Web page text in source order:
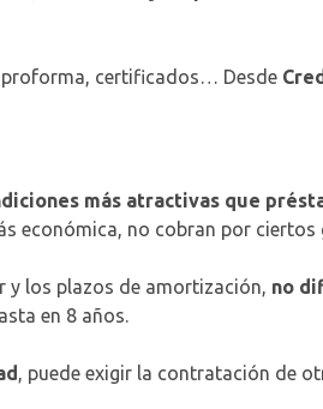
certificados… Desde
más atractivas que
económica, no cobran por
y los plazos de amortización, no
en 8 años.
, puede exigir la contratación de